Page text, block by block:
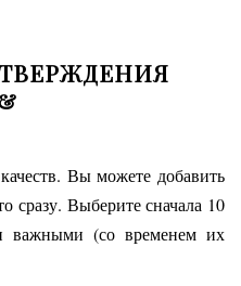
Вы можете добавить
сразу. Выберите сначала 10
важными (со временем их